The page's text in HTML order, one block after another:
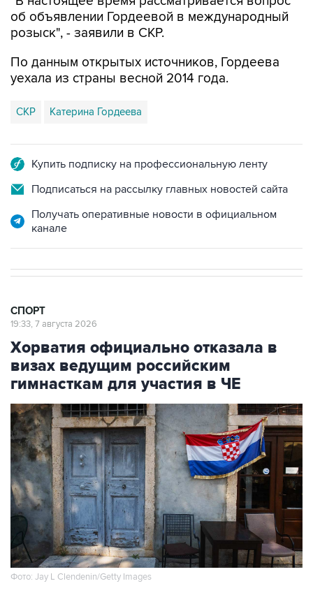
об объявлении Гордеевой в международный
розыск", - заявили в СКР.
По данным открытых источников, Гордеева
уехала из страны весной 2014 года.
СКР Катерина Гордеева
Купить подписку на профессиональную ленту
Подписаться на рассылку главных новостей сайта
Получать оперативные новости в официальном
канале
СПОРТ
19:33, 7 августа 2026
Хорватия официально отказала в
визах ведущим российским
гимнасткам для участия в ЧЕ
Фото: Jay L Clendenin/Getty Images